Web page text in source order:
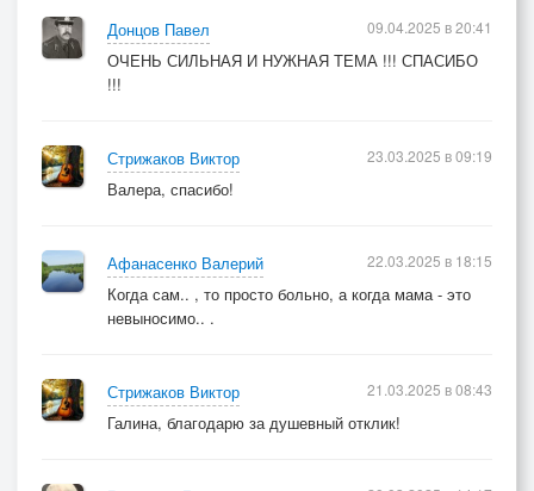
Донцов Павел
ОЧЕНЬ СИЛЬНАЯ И НУЖНАЯ ТЕМА !!! СПАСИБО
!!!
09.04.2025 в 20:41
Стрижаков Виктор
Валера, спасибо!
23.03.2025 в 09:19
Афанасенко Валерий
Когда сам.. , то просто больно, а когда мама - это
невыносимо.. .
22.03.2025 в 18:15
Стрижаков Виктор
Галина, благодарю за душевный отклик!
21.03.2025 в 08:43